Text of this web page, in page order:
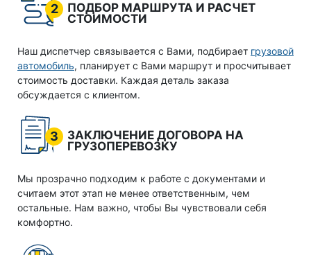
2
ПОДБОР МАРШРУТА И РАСЧЕТ
СТОИМОСТИ
Наш диспетчер связывается с Вами, подбирает грузовой
автомобиль, планирует с Вами маршрут и просчитывает
стоимость доставки. Каждая деталь заказа
обсуждается с клиентом.
3
ЗАКЛЮЧЕНИЕ ДОГОВОРА НА
ГРУЗОПЕРЕВОЗКУ
Мы прозрачно подходим к работе с документами и
считаем этот этап не менее ответственным, чем
остальные. Нам важно, чтобы Вы чувствовали себя
комфортно.